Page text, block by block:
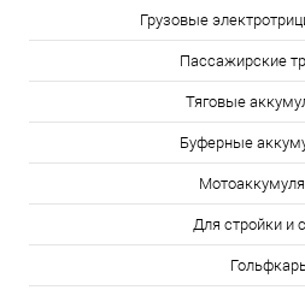
Грузовые
Пассажирские
Тяговые
Буферные
Для стройки и